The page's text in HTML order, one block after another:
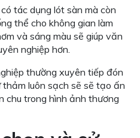
tác dụng lót sàn mà còn
thể cho không gian làm
và sáng màu sẽ giúp văn
nghiệp hơn.
thường xuyên tiếp đón
luôn sạch sẽ sẽ tạo ấn
chu trong hình ảnh thương